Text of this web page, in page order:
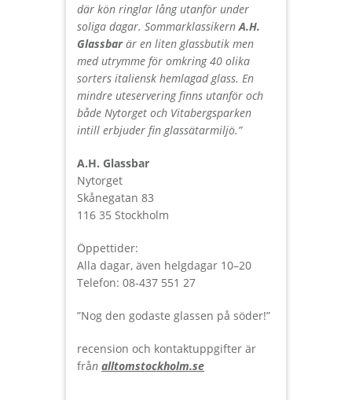
där kön ringlar lång utanför under
soliga dagar. Sommarklassikern A.H.
Glassbarär en liten glassbutik men
med utrymme för omkring 40 olika
sorters italiensk hemlagad glass. En
mindre uteservering finns utanför och
både Nytorget och Vitabergsparken
intill erbjuder fin glassätarmiljö.”
A.H. Glassbar
Nytorget
Skånegatan 83
116 35 Stockholm
Öppettider:
Alla dagar, även helgdagar 10–20
Telefon: 08-437 551 27
”Nog den godaste glassen på söder!”
recension och kontaktuppgifter är
från alltomstockholm.se